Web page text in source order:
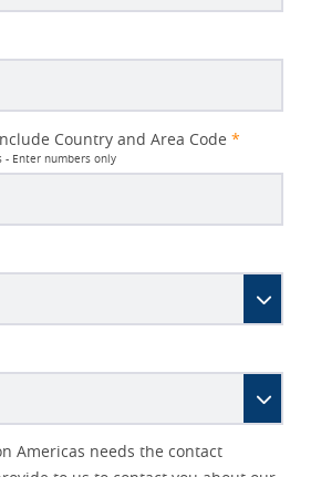
Country and Area Code *
- Enter numbers only
Americas needs the contact